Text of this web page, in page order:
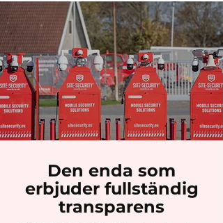
Den enda som
erbjuder fullständig
transparens